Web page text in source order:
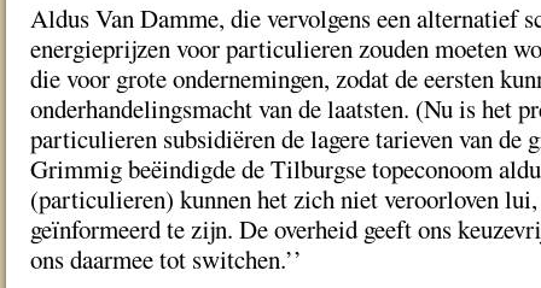
Aldus Van Damme, die vervolgens een alternatief
energieprijzen voor particulieren zouden moeten
die voor grote ondernemingen, zodat de eersten
onderhandelingsmacht van de laatsten. (Nu is het
particulieren subsidiëren de lagere tarieven van de
Grimmig beëindigde de Tilburgse topeconoom
(particulieren) kunnen het zich niet veroorloven
geïnformeerd te zijn. De overheid geeft ons
ons daarmee tot switchen.’’